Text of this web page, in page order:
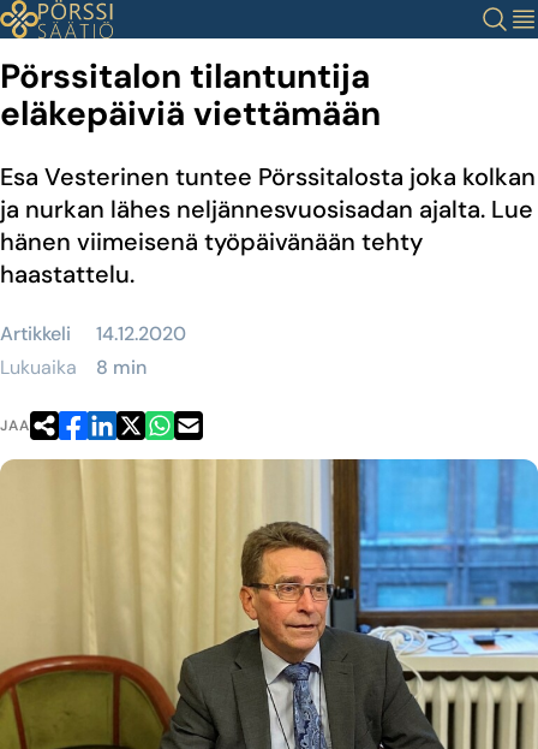
Siirry
sisältöön
Haku
Pörssitalon tilantuntija
eläkepäiviä viettämään
Esa Vesterinen tuntee Pörssitalosta joka kolkan
ja nurkan lähes neljännesvuosisadan ajalta. Lue
hänen viimeisenä työpäivänään tehty
haastattelu.
Artikkeli
14.12.2020
Lukuaika
8 min
JAA